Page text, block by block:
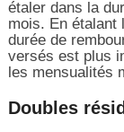
étaler dans la
mois. En étalant
durée de
versés est plus
les mensualités
Doubles